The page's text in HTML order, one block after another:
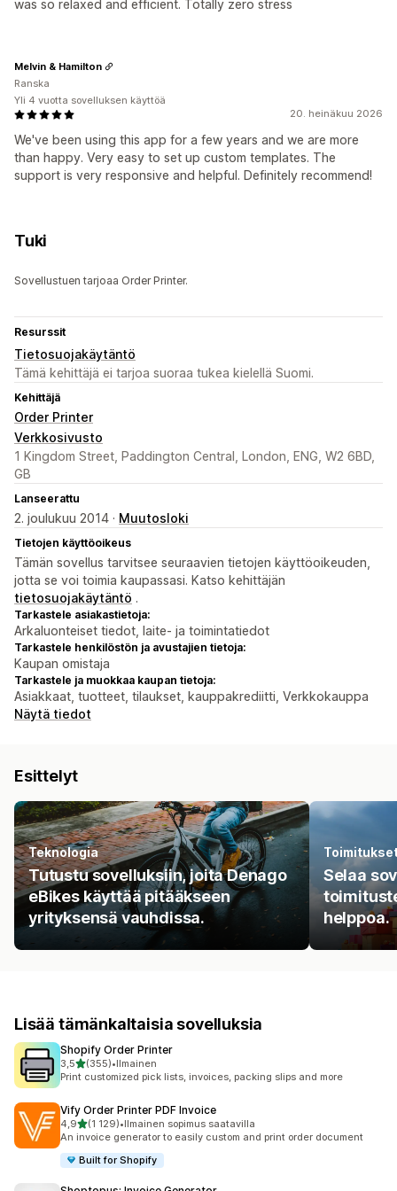
was so relaxed and efficient. Totally zero stress
20. heinäkuu 2026
We've been using this app for a few years and we are more
than happy. Very easy to set up custom templates. The
support is very responsive and helpful. Definitely recommend!
Melvin & Hamilton
Ranska
Yli 4 vuotta sovelluksen käyttöä
Tuki
Sovellustuen tarjoaa Order Printer.
Resurssit
Tietosuojakäytäntö
Tämä kehittäjä ei tarjoa suoraa tukea kielellä Suomi.
Kehittäjä
Order Printer
Verkkosivusto
1 Kingdom Street, Paddington Central, London, ENG, W2 6BD,
GB
Lanseerattu
2. joulukuu 2014 · Muutosloki
Tietojen käyttöoikeus
Tämän sovellus tarvitsee seuraavien tietojen käyttöoikeuden,
jotta se voi toimia kaupassasi. Katso kehittäjän
tietosuojakäytäntö .
Tarkastele asiakastietoja:
Arkaluonteiset tiedot, laite- ja toimintatiedot
Tarkastele henkilöstön ja avustajien tietoja:
Kaupan omistaja
Tarkastele ja muokkaa kaupan tietoja:
Asiakkaat, tuotteet, tilaukset, kauppakrediitti, Verkkokauppa
Näytä tiedot
Esittelyt
Teknologia
Tutustu sovelluksiin, joita Denago
eBikes käyttää pitääkseen
yrityksensä vauhdissa.
Selaa
helppoa.
Lisää tämänkaltaisia sovelluksia
Shopify Order Printer
3,5/ 5 tähteä
(355)
355 arvostelua yhteensä
•Ilmainen
Print customized pick lists, invoices, packing slips and more
Vify Order Printer PDF Invoice
4,9/ 5 tähteä
(1 129)
1129 arvostelua yhteensä
•Ilmainen sopimus saatavilla
An invoice generator to easily custom and print order document
Built for Shopify